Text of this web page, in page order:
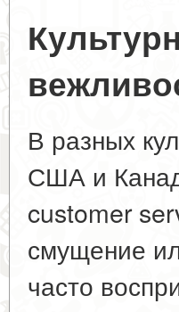
В разных
США и
customer
смущение
часто